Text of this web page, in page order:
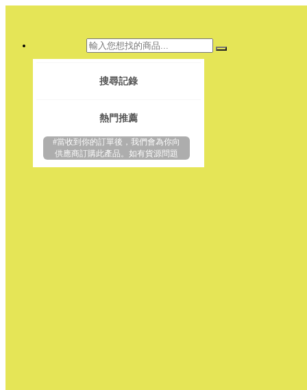
搜尋記錄
熱門推薦
#當收到你的訂單後，我們會為你向
供應商訂購此產品。如有貨源問題